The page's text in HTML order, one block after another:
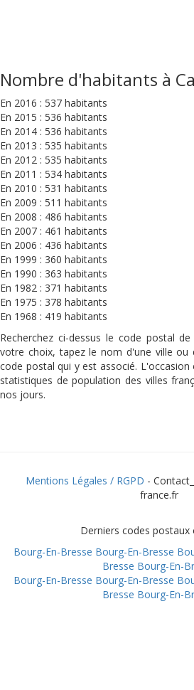
Nombre d'habitants à
En 2016 : 537 habitants
En 2015 : 536 habitants
En 2014 : 536 habitants
En 2013 : 535 habitants
En 2012 : 535 habitants
En 2011 : 534 habitants
En 2010 : 531 habitants
En 2009 : 511 habitants
En 2008 : 486 habitants
En 2007 : 461 habitants
En 2006 : 436 habitants
En 1999 : 360 habitants
En 1990 : 363 habitants
En 1982 : 371 habitants
En 1975 : 378 habitants
En 1968 : 419 habitants
Recherchez ci-dessus le code postal
votre choix, tapez le nom d'une ville ou
code postal qui y est associé.
statistiques de population des villes
nos jours.
Mentions Légales / RGPD -
france.fr
Derniers codes postaux
Bourg-En-Bresse Bourg-En-Bresse
Bresse Bourg-En-
Bourg-En-Bresse Bourg-En-Bresse
Bresse Bourg-En-